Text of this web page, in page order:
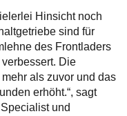
Hinsicht noch
sind für
des Frontladers
Die
als zuvor und das
erhöht.“, sagt
und